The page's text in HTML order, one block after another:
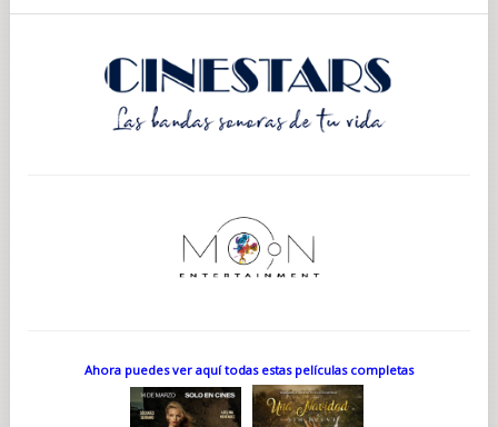
Ahora puedes ver aquí todas estas películas completas